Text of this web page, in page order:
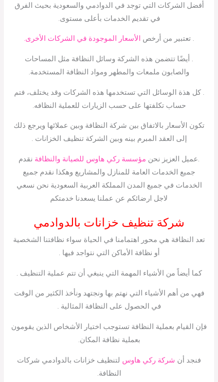
أفضل الشركات التي توجد في الدوادمي والسعودية بحيث الفرق
في تقديم الخدمات بأعلى مستوى.
. تعتبير من أرخص الأسعار الموجودة في الشركات الأخرى.
. أيضًا تتضمن هذه الشركة وسائل النظافة مثل المساحات
والصابون ملمعات والمطهر ومواد النظافة المستخدمة.
. كل هذة الوسائل التي تستخدمها هذه الشركات وقد يختلف، فتم
حساب تكلفتها على حسب الزيارات للعملية النظافه.
تكون الأسعار بالاتفاق بين شركة النظافة وبين عملائها ويرجع ذلك
إلى العقد المبرم بينه وبين الشركة تنظيف الخزانات .
.عميل العزيز نحن مؤسسة ركي هاوس للصيانة والنظافة نقدم
جميع الخدمات العامة للمنازل والمشاريع وهكذا نقدم جميع
الخدمات في جميع المدن المملكة العربية السعودية نحن نسعي
لاجل ارضائكم عن عملنا يسعدنا خدمتكم
شركة تنظيف خزانات بالدوادمي
تعد النظافة هي محور اهتمامنا في الحياة سواء نظافتنا الشخصية
أو نظافة الأماكن التي نتواجد فيها .
كما أيضاً من الأشياء المهمة التي ينبغي أن تتم عملية التنظيف .
فهي من أهم الأشياء التي نهتم بها ونجتهد ونأخذ الكثير من الوقت
في الحصول على النظافة المثالية .
فإن القيام بعملية النظافة تستوجب اختيار الأشخاص الذين يقومون
بعملية نظافة المكان.
فنجد أن شركة ركي هاوس لتنظيف خزانات بالدوادمي شركات
النظافة.